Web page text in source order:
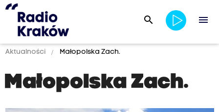
search menu
Aktualności Małopolska Zach.
Małopolska Zach.